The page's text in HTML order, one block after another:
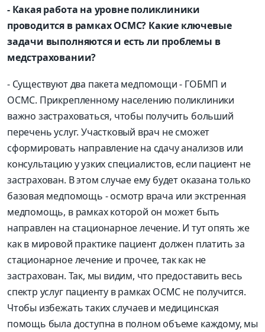
- Какая работа на уровне поликлиники
проводится в рамках ОСМС? Какие ключевые
задачи выполняются и есть ли проблемы в
медстраховании?
- Существуют два пакета медпомощи - ГОБМП и
ОСМС. Прикрепленному населению поликлиники
важно застраховаться, чтобы получить больший
перечень услуг. Участковый врач не сможет
сформировать направление на сдачу анализов или
консультацию у узких специалистов, если пациент не
застрахован. В этом случае ему будет оказана только
базовая медпомощь - осмотр врача или экстренная
медпомощь, в рамках которой он может быть
направлен на стационарное лечение. И тут опять же
как в мировой практике пациент должен платить за
стационарное лечение и прочее, так как не
застрахован. Так, мы видим, что предоставить весь
спектр услуг пациенту в рамках ОСМС не получится.
Чтобы избежать таких случаев и медицинская
помощь была доступна в полном объеме каждому, мы